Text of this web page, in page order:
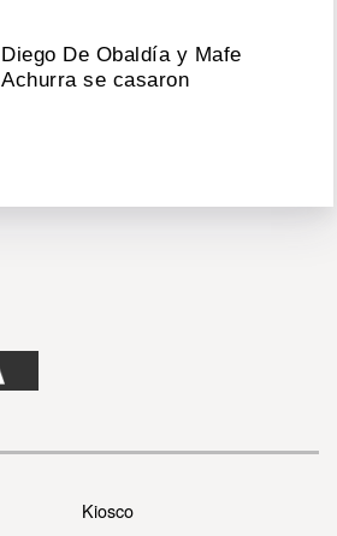
Diego De Obaldía y Mafe
Achurra se casaron
Kiosco